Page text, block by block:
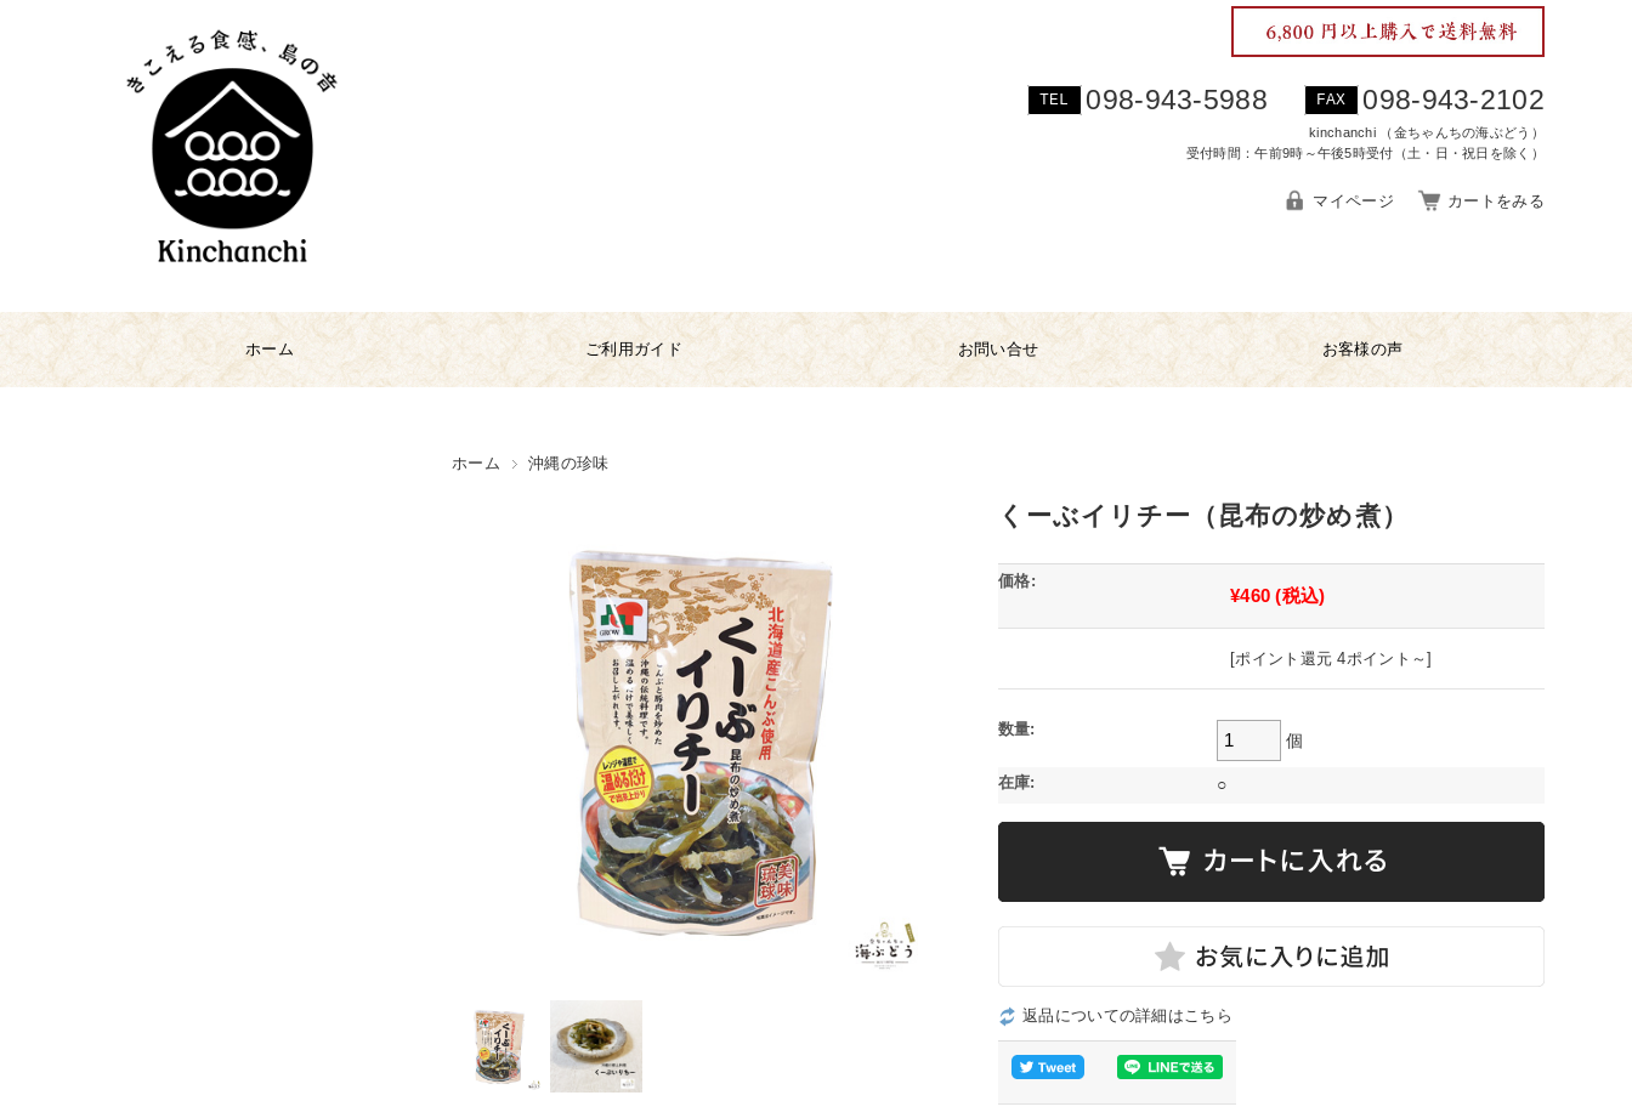
TEL 098-943-5988 FAX 098-943-2102
kinchanchi （金ちゃんちの海ぶどう）
受付時間：午前9時～午後5時受付（土・日・祝日を除く）
マイページ カートをみる
ホーム ご利用ガイド お問い合せ お客様の声
ホーム 沖縄の珍味
くーぶイリチー（昆布の炒め煮）
価格:
¥460 (税込)
[ポイント還元 4ポイント～]
数量:
個
在庫: ○
返品についての詳細はこちら